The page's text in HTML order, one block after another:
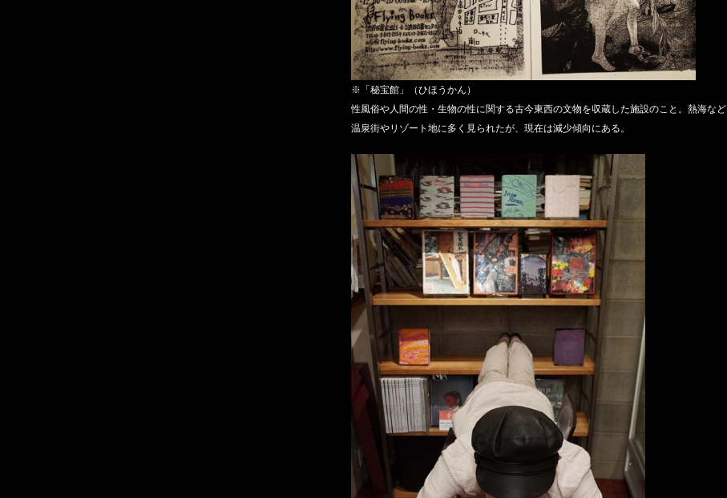
※「秘宝館」（ひほうかん）
性風俗や人間の性・生物の性に関する古今東西の文物を収蔵した施設のこと。熱海など
温泉街やリゾート地に多く見られたが、現在は減少傾向にある。